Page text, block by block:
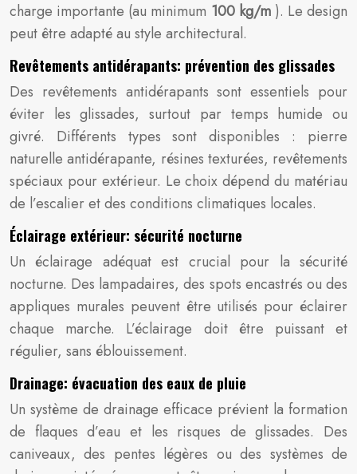
charge importante (au minimum 100 kg/m ). Le design
peut être adapté au style architectural.
Revêtements antidérapants: prévention des glissades
Des revêtements antidérapants sont essentiels pour
éviter les glissades, surtout par temps humide ou
givré. Différents types sont disponibles : pierre
naturelle antidérapante, résines texturées, revêtements
spéciaux pour extérieur. Le choix dépend du matériau
de l’escalier et des conditions climatiques locales.
Éclairage extérieur: sécurité nocturne
Un éclairage adéquat est crucial pour la sécurité
nocturne. Des lampadaires, des spots encastrés ou des
appliques murales peuvent être utilisés pour éclairer
chaque marche. L’éclairage doit être puissant et
régulier, sans éblouissement.
Drainage: évacuation des eaux de pluie
Un système de drainage efficace prévient la formation
de flaques d’eau et les risques de glissades. Des
caniveaux, des pentes légères ou des systèmes de